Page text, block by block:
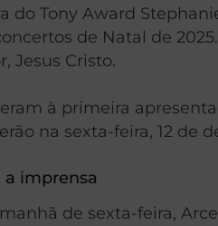
do Tony Award
de Natal de
Jesus Cristo.
à primeira
na sexta-feira, 12 de
imprensa
de sexta-feira,